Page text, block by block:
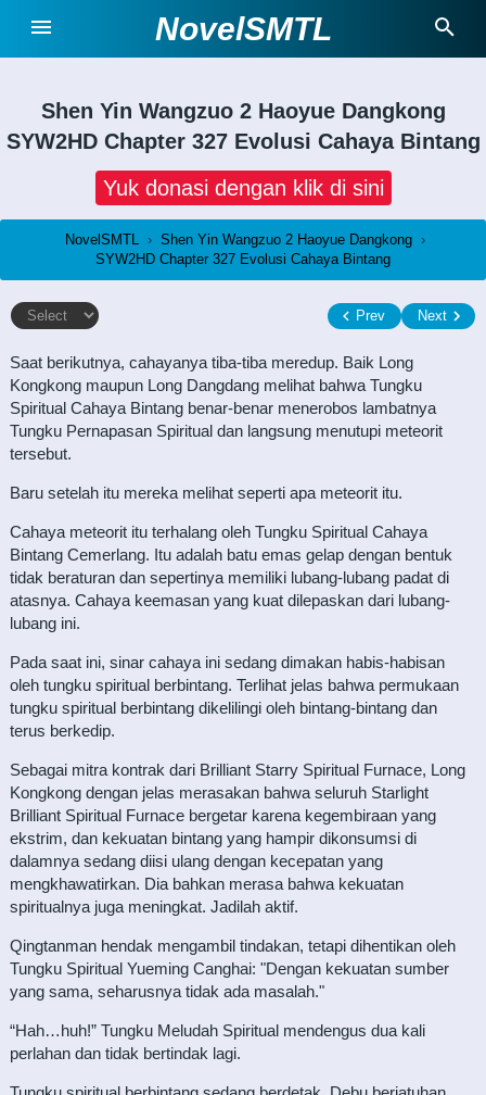
NovelSMTL
Shen Yin Wangzuo 2 Haoyue Dangkong
SYW2HD Chapter 327 Evolusi Cahaya Bintang
Yuk donasi dengan klik di sini
NovelSMTL › Shen Yin Wangzuo 2 Haoyue Dangkong ›
SYW2HD Chapter 327 Evolusi Cahaya Bintang
Prev Next
Saat berikutnya, cahayanya tiba-tiba meredup. Baik Long
Kongkong maupun Long Dangdang melihat bahwa Tungku
Spiritual Cahaya Bintang benar-benar menerobos lambatnya
Tungku Pernapasan Spiritual dan langsung menutupi meteorit
tersebut.
Baru setelah itu mereka melihat seperti apa meteorit itu.
Cahaya meteorit itu terhalang oleh Tungku Spiritual Cahaya
Bintang Cemerlang. Itu adalah batu emas gelap dengan bentuk
tidak beraturan dan sepertinya memiliki lubang-lubang padat di
atasnya. Cahaya keemasan yang kuat dilepaskan dari lubang-
lubang ini.
Pada saat ini, sinar cahaya ini sedang dimakan habis-habisan
oleh tungku spiritual berbintang. Terlihat jelas bahwa permukaan
tungku spiritual berbintang dikelilingi oleh bintang-bintang dan
terus berkedip.
Sebagai mitra kontrak dari Brilliant Starry Spiritual Furnace, Long
Kongkong dengan jelas merasakan bahwa seluruh Starlight
Brilliant Spiritual Furnace bergetar karena kegembiraan yang
ekstrim, dan kekuatan bintang yang hampir dikonsumsi di
dalamnya sedang diisi ulang dengan kecepatan yang
mengkhawatirkan. Dia bahkan merasa bahwa kekuatan
spiritualnya juga meningkat. Jadilah aktif.
Qingtanman hendak mengambil tindakan, tetapi dihentikan oleh
Tungku Spiritual Yueming Canghai: "Dengan kekuatan sumber
yang sama, seharusnya tidak ada masalah."
“Hah…huh!” Tungku Meludah Spiritual mendengus dua kali
perlahan dan tidak bertindak lagi.